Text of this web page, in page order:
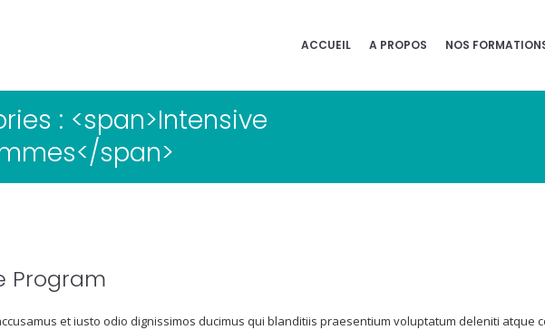
ACCUEIL A PROPOS NOS
: <span>Intensive
span>
Program
et iusto odio dignissimos ducimus qui blanditiis praesentium voluptatum deleniti atque